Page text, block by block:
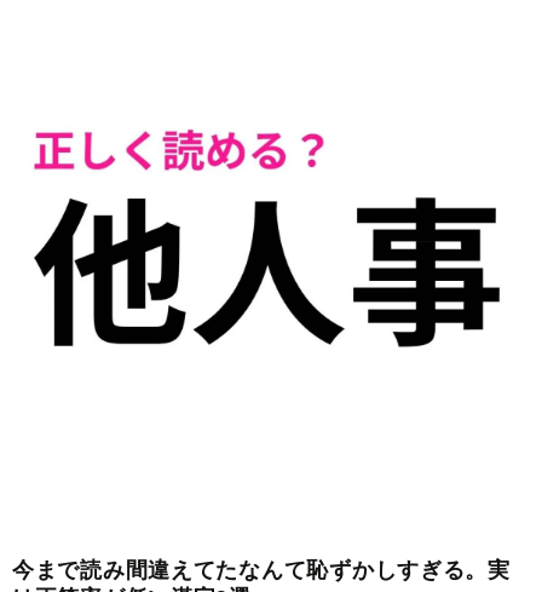
今まで読み間違えてたなんて恥ずかしすぎる。実